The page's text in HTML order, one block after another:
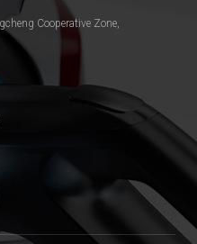
Cooperative Zone,